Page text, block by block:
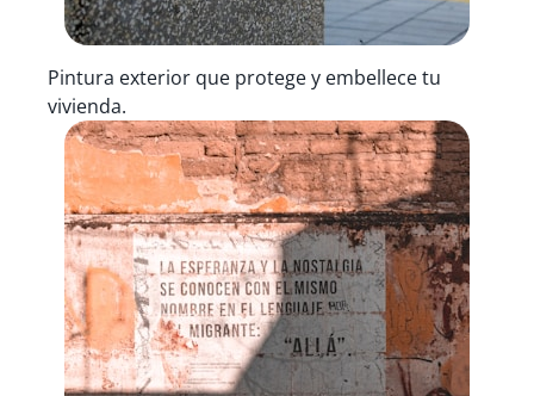
Pintura exterior que protege y embellece tu
vivienda.